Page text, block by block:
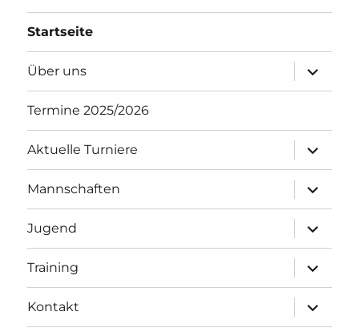
Startseite
Über uns
öffnen
Termine 2025/2026
Aktuelle Turniere
öffnen
Mannschaften
öffnen
Jugend
öffnen
Training
öffnen
Kontakt
öffnen